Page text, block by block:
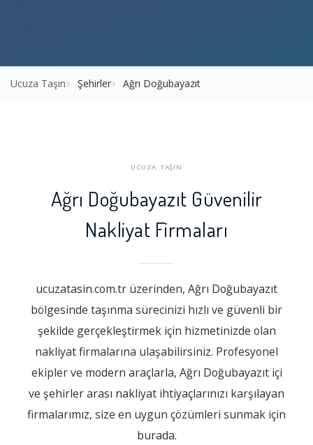
Ucuza Taşın Şehirler Ağrı Doğubayazıt
UCUZA TAŞIN
Ağrı Doğubayazıt Güvenilir
Nakliyat Firmaları
ucuzatasin.com.tr üzerinden, Ağrı Doğubayazıt
bölgesinde taşınma sürecinizi hızlı ve güvenli bir
şekilde gerçekleştirmek için hizmetinizde olan
nakliyat firmalarına ulaşabilirsiniz. Profesyonel
ekipler ve modern araçlarla, Ağrı Doğubayazıt içi
ve şehirler arası nakliyat ihtiyaçlarınızı karşılayan
firmalarımız, size en uygun çözümleri sunmak için
burada.